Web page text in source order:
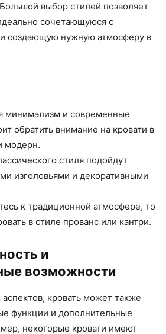
выбор стилей позволяет
сочетающуюся с
создающую нужную атмосферу в
минимализм и современные
обратить внимание на кровати в
модерн.
стиля подойдут
изголовьями и декоративными
к традиционной атмосфере, то
в стиле прованс или кантри.
и
возможности
кровать может также
функции и дополнительные
некоторые кровати имеют